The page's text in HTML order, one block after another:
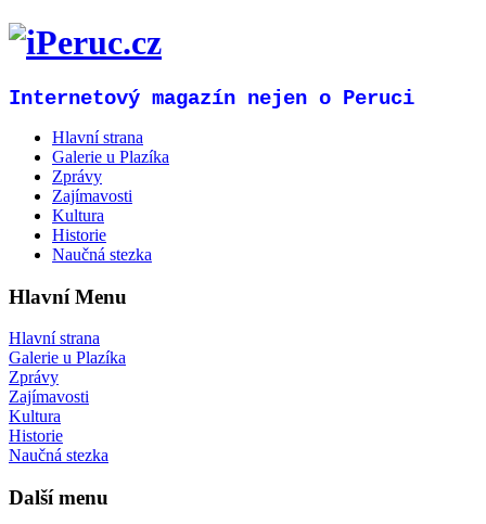
Internetový magazín nejen o Peruci
Hlavní strana
Galerie u Plazíka
Zprávy
Zajímavosti
Kultura
Historie
Naučná stezka
Hlavní Menu
Hlavní strana
Galerie u Plazíka
Zprávy
Zajímavosti
Kultura
Historie
Naučná stezka
Další menu